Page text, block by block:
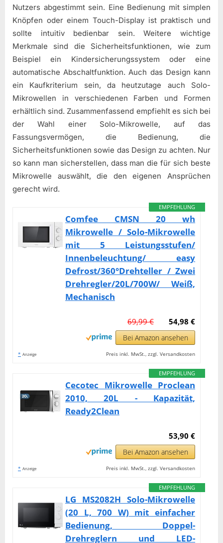
Nutzers abgestimmt sein. Eine Bedienung mit simplen
Knöpfen oder einem Touch-Display ist praktisch und
sollte intuitiv bedienbar sein. Weitere wichtige
Merkmale sind die Sicherheitsfunktionen, wie zum
Beispiel ein Kindersicherungssystem oder eine
automatische Abschaltfunktion. Auch das Design kann
ein Kaufkriterium sein, da heutzutage auch Solo-
Mikrowellen in verschiedenen Farben und Formen
erhältlich sind. Zusammenfassend empfiehlt es sich bei
der Wahl einer Solo-Mikrowelle, auf das
Fassungsvermögen, die Bedienung, die
Sicherheitsfunktionen sowie das Design zu achten. Nur
so kann man sicherstellen, dass man die für sich beste
Mikrowelle auswählt, die den eigenen Ansprüchen
gerecht wird.
EMPFEHLUNG
Comfee CMSN 20 wh
Mikrowelle / Solo-Mikrowelle
mit 5 Leistungsstufen/
Innenbeleuchtung/ easy
Defrost/360°Drehteller / Zwei
Drehregler/20L/700W/ Weiß,
Mechanisch
54,98 €
69,99 €
Bei Amazon ansehen
* Anzeige Preis inkl. MwSt., zzgl. Versandkosten
EMPFEHLUNG
Cecotec Mikrowelle Proclean
2010, 20L - Kapazität,
Ready2Clean
53,90 €
Bei Amazon ansehen
* Anzeige Preis inkl. MwSt., zzgl. Versandkosten
EMPFEHLUNG
LG MS2082H Solo-Mikrowelle
(20 L, 700 W) mit einfacher
Bedienung, Doppel-
Drehreglern und LED-